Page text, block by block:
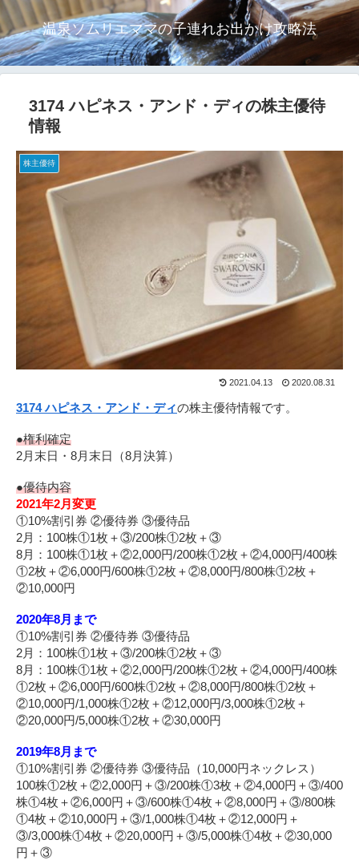
温泉ソムリエママの子連れお出かけ攻略法
3174 ハピネス・アンド・ディの株主優待
情報
株主優待
2021.04.13 2020.08.31
3174 ハピネス・アンド・ディの株主優待情報です。
●権利確定
2月末日・8月末日（8月決算）
●優待内容
2021年2月変更
①10%割引券 ②優待券 ③優待品
2月：100株①1枚＋③/200株①2枚＋③
8月：100株①1枚＋②2,000円/200株①2枚＋②4,000円/400株
①2枚＋②6,000円/600株①2枚＋②8,000円/800株①2枚＋
②10,000円
2020年8月まで
①10%割引券 ②優待券 ③優待品
2月：100株①1枚＋③/200株①2枚＋③
8月：100株①1枚＋②2,000円/200株①2枚＋②4,000円/400株
①2枚＋②6,000円/600株①2枚＋②8,000円/800株①2枚＋
②10,000円/1,000株①2枚＋②12,000円/3,000株①2枚＋
②20,000円/5,000株①2枚＋②30,000円
2019年8月まで
①10%割引券 ②優待券 ③優待品（10,000円ネックレス）
100株①2枚＋②2,000円＋③/200株①3枚＋②4,000円＋③/400
株①4枚＋②6,000円＋③/600株①4枚＋②8,000円＋③/800株
①4枚＋②10,000円＋③/1,000株①4枚＋②12,000円＋
③/3,000株①4枚＋②20,000円＋③/5,000株①4枚＋②30,000
円＋③